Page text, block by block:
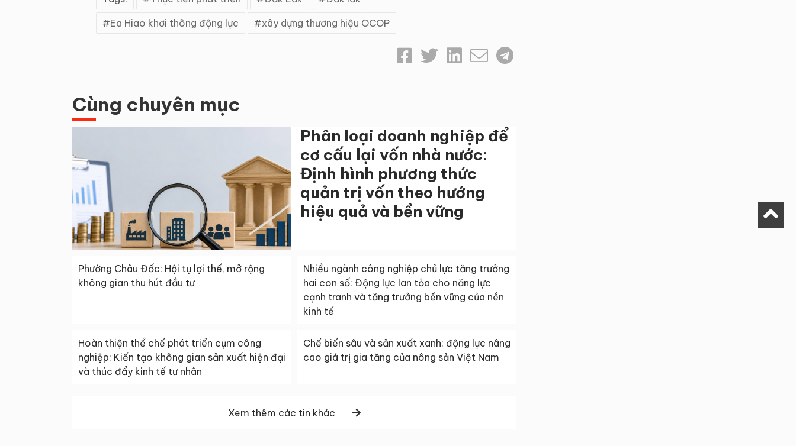
Ea Hiao khơi thông động lực xây dựng thương hiệu OCOP
Cùng chuyên mục
Phân loại doanh nghiệp để
cơ cấu lại vốn nhà nước:
Định hình phương thức
quản trị vốn theo hướng
hiệu quả và bền vững
Phường Châu Đốc: Hội tụ lợi thế, mở rộng
không gian thu hút đầu tư
Nhiều ngành công nghiệp chủ lực tăng trưởng
hai con số: Động lực lan tỏa cho năng lực
cạnh tranh và tăng trưởng bền vững của nền
kinh tế
Hoàn thiện thể chế phát triển cụm công
nghiệp: Kiến tạo không gian sản xuất hiện đại
và thúc đẩy kinh tế tư nhân
Chế biến sâu và sản xuất xanh: động lực nâng
cao giá trị gia tăng của nông sản Việt Nam
Xem thêm các tin khác